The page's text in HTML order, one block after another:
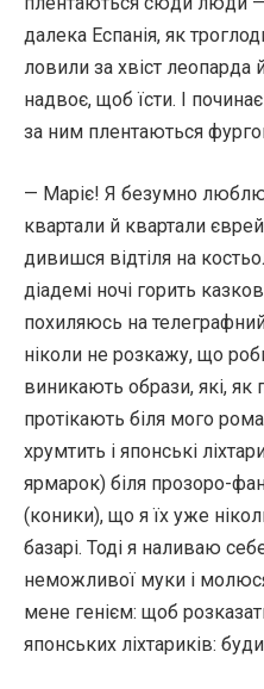
далека Еспанія, як
ловили за хвіст леопарда
надвоє, щоб їсти. І
за ним плентаються
— Маріє! Я безумно
квартали й квартали
дивишся відтіля на
діадемі ночі горить
похиляюсь на
ніколи не розкажу, що
виникають образи, які, як
протікають біля мого
хрумтить і японські
ярмарок) біля прозоро-
(коники), що я їх уже
базарі. Тоді я наливаю
неможливої муки і
мене генієм: щоб
японських ліхтариків: